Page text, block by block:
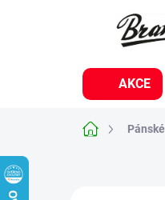
AKCE
Domů Pánské